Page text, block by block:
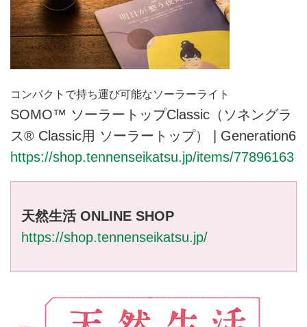
コンパクトで持ち運び可能なソーラーライト
SOMO™️ ソーラートップClassic（ソネングラ
ス® Classic用 ソーラートップ） | Generation6
https://shop.tennenseikatsu.jp/items/77896163
天然生活 ONLINE SHOP
https://shop.tennenseikatsu.jp/